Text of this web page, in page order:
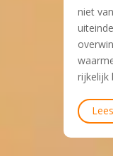
niet
rijkelijk